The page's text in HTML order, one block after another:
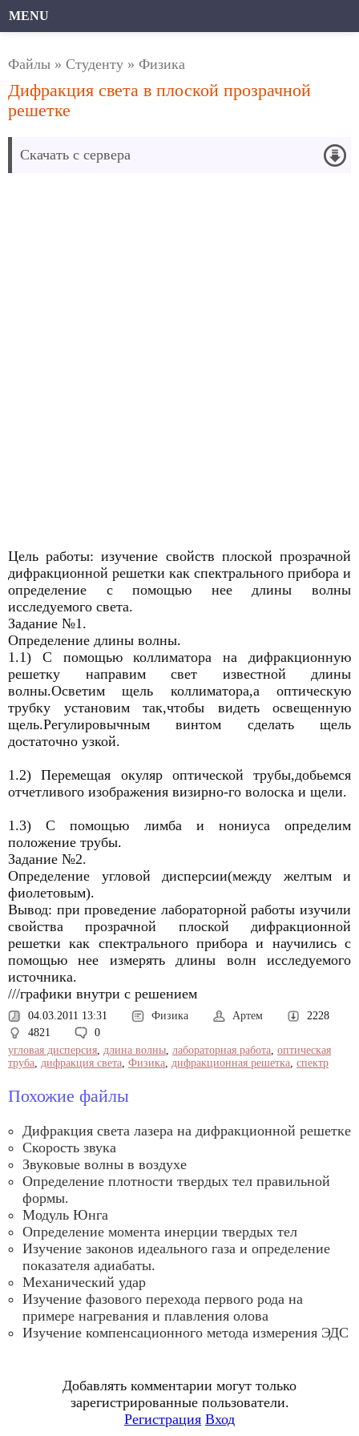
MENU
Файлы » Студенту » Физика
Дифракция света в плоской прозрачной
решетке
Скачать с сервера
Цель работы: изучение свойств плоской прозрачной
дифракционной решетки как спектрального прибора и
определение с помощью нее длины волны
исследуемого света.
Задание №1.
Определение длины волны.
1.1) С помощью коллиматора на дифракционную
решетку направим свет известной длины
волны.Осветим щель коллиматора,а оптическую
трубку установим так,чтобы видеть освещенную
щель.Регулировычным винтом сделать щель
достаточно узкой.
1.2) Перемещая окуляр оптической трубы,добьемся
отчетливого изображения визирно-го волоска и щели.
1.3) С помощью лимба и нониуса определим
положение трубы.
Задание №2.
Определение угловой дисперсии(между желтым и
фиолетовым).
Вывод: при проведение лабораторной работы изучили
свойства прозрачной плоской дифракционной
решетки как спектрального прибора и научились с
помощью нее измерять длины волн исследуемого
источника.
///графики внутри с решением
04.03.2011 13:31 Физика Артем
2228
4821
0
угловая дисперсия, длина волны, лабораторная работа, оптическая
труба, дифракция света, Физика, дифракционная решетка, спектр
Похожие файлы
Дифракция света лазера на дифракционной решетке
Скорость звука
Звуковые волны в воздухе
Определение плотности твердых тел правильной
формы.
Модуль Юнга
Определение момента инерции твердых тел
Изучение законов идеального газа и определение
показателя адиабаты.
Механический удар
Изучение фазового перехода первого рода на
примере нагревания и плавления олова
Изучение компенсационного метода измерения ЭДС
Добавлять комментарии могут только
зарегистрированные пользователи.
Регистрация Вход